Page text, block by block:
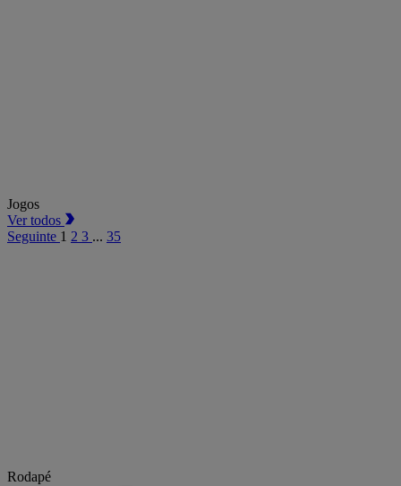
Jogos
Ver todos
Seguinte 1 2 3 ... 35
Rodapé